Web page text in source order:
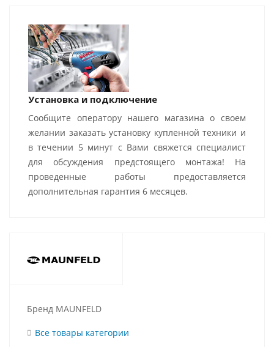
Установка и подключение
Сообщите оператору нашего магазина о своем
желании заказать установку купленной техники и
в течении 5 минут с Вами свяжется специалист
для обсуждения предстоящего монтажа! На
проведенные работы предоставляется
дополнительная гарантия 6 месяцев.
Бренд MAUNFELD
Все товары категории